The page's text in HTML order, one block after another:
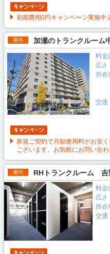
初期費用0円キャンペーン実施中
屋内 加瀬のトランクルーム
料金
広さ
所在
交通
新規ご契約で月額使用料がお安
ございます。お気軽にお問い合わ
屋内 RHトランクルーム 吉
料金
広さ
所在
交通